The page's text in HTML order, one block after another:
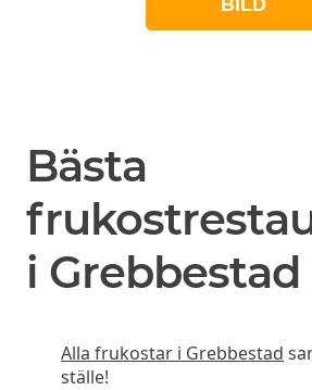
BILD
Bästa
i Grebbestad
Alla frukostar i Grebbestad
ställe!